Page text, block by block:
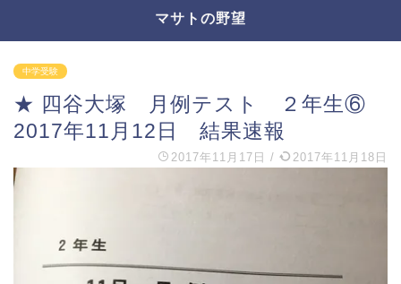
マサトの野望
中学受験
★ 四谷大塚 月例テスト ２年生⑥
2017年11月12日 結果速報
2017年11月17日 / 2017年11月18日